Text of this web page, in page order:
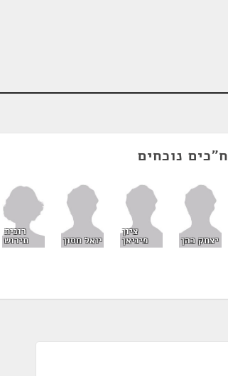
ח"כים נוכחים
יצחק כהן
ציון
פיניאן יואל חסון
רונית
תירוש